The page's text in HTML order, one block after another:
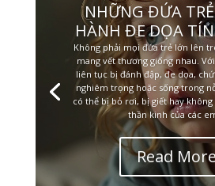
NHỮNG ĐỨA
HÀNH ĐE DỌA
Không phải mọi đứa trẻ lớn lên
mang vết thương giống nhau.
liên tục bị đánh đập, đe dọa,
nghiêm trọng hoặc sống trong
có thể bị bỏ rơi, bị giết hay không
thần kinh của các
Read More